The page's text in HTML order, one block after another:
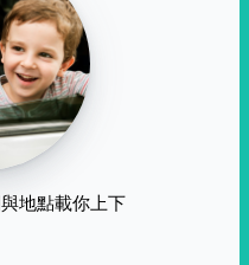
地點載你上下